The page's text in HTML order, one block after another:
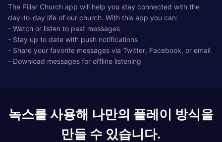
The Pillar Church app will help you stay connected with the
day-to-day life of our church. With this app you can:
- Watch or listen to past messages
- Stay up to date with push notifications
- Share your favorite messages via Twitter, Facebook, or email
- Download messages for offline listening
녹스를 사용해 나만의 플레이 방식을
만들 수 있습니다.